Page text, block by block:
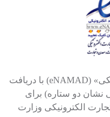
نشان «نماد اعتماد الکترونیکی» (eNAMAD) با دریافت
نشان دو ستاره) برای
الکترونیکی وزارت